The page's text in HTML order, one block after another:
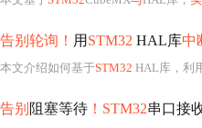
告别轮询！ 用 STM32 HAL库中
本文介绍如何基于STM32 HAL库，利
告别 阻塞等待 ！STM32串口接